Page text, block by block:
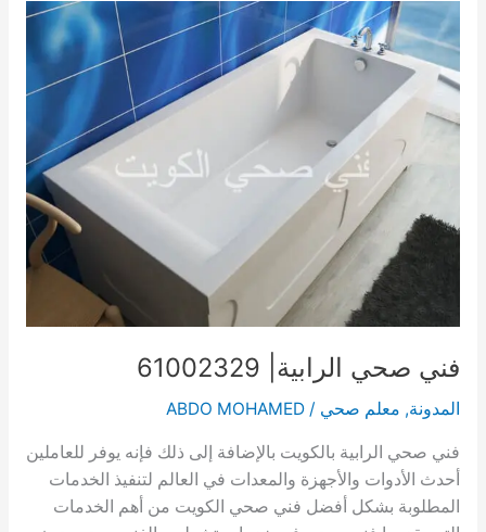
61002329
فني صحي الرابية| 61002329
المدونة, معلم صحي /
ABDO MOHAMED
فني صحي الرابية بالكويت بالإضافة إلى ذلك فإنه يوفر للعاملين
أحدث الأدوات والأجهزة والمعدات في العالم لتنفيذ الخدمات
المطلوبة بشكل أفضل فني صحي الكويت من أهم الخدمات